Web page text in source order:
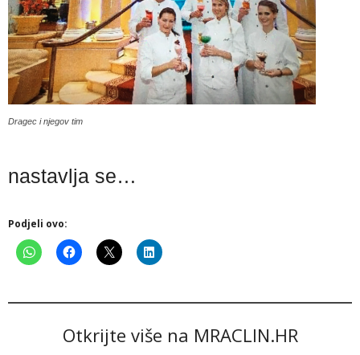
Dragec i njegov tim
nastavlja se…
Podjeli ovo:
Otkrijte više na MRACLIN.HR